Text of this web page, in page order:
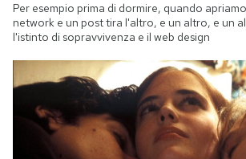
Per esempio prima di dormire, quando
network e un post tira l'altro, e un altro, e un
l'istinto di sopravvivenza e il web design